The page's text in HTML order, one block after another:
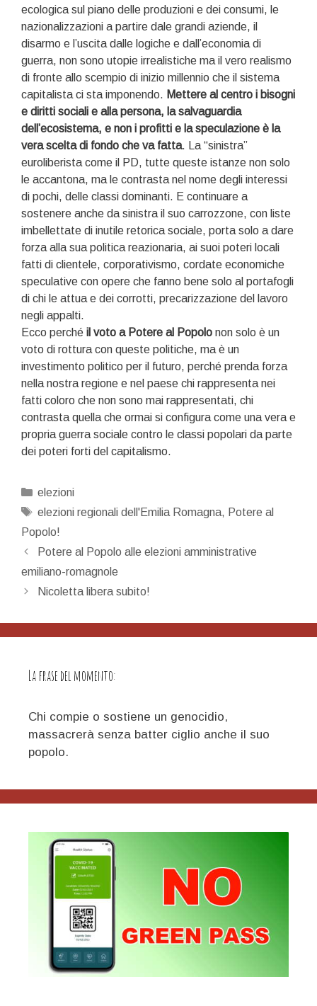
ecologica sul piano delle produzioni e dei consumi, le
nazionalizzazioni a partire dale grandi aziende, il
disarmo e l’uscita dalle logiche e dall’economia di
guerra, non sono utopie irrealistiche ma il vero realismo
di fronte allo scempio di inizio millennio che il sistema
capitalista ci sta imponendo. Mettere al centro i bisogni
e diritti sociali e alla persona, la salvaguardia
dell’ecosistema, e non i profitti e la speculazione è la
vera scelta di fondo che va fatta. La “sinistra”
euroliberista come il PD, tutte queste istanze non solo
le accantona, ma le contrasta nel nome degli interessi
di pochi, delle classi dominanti. E continuare a
sostenere anche da sinistra il suo carrozzone, con liste
imbellettate di inutile retorica sociale, porta solo a dare
forza alla sua politica reazionaria, ai suoi poteri locali
fatti di clientele, corporativismo, cordate economiche
speculative con opere che fanno bene solo al portafogli
di chi le attua e dei corrotti, precarizzazione del lavoro
negli appalti.
Ecco perché il voto a Potere al Popolo non solo è un
voto di rottura con queste politiche, ma è un
investimento politico per il futuro, perché prenda forza
nella nostra regione e nel paese chi rappresenta nei
fatti coloro che non sono mai rappresentati, chi
contrasta quella che ormai si configura come una vera e
propria guerra sociale contro le classi popolari da parte
dei poteri forti del capitalismo.
Categorie
elezioni
Tag
elezioni regionali dell'Emilia Romagna, Potere al
Popolo!
Navigazione
articolo
Potere al Popolo alle elezioni amministrative
emiliano-romagnole
Nicoletta libera subito!
La frase del momento:
Chi compie o sostiene un genocidio,
massacrerà senza batter ciglio anche il suo
popolo.